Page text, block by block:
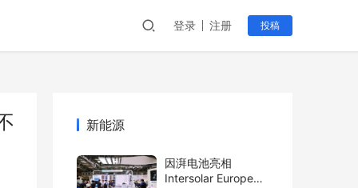
登录 注册 投稿
新能源
因湃电池亮相
Intersolar Europe